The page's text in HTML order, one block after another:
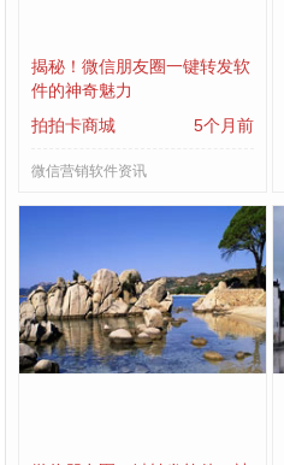
揭秘！微信朋友圈一键转发软
件的神奇魅力
拍拍卡商城
5个月前
微信营销软件资讯